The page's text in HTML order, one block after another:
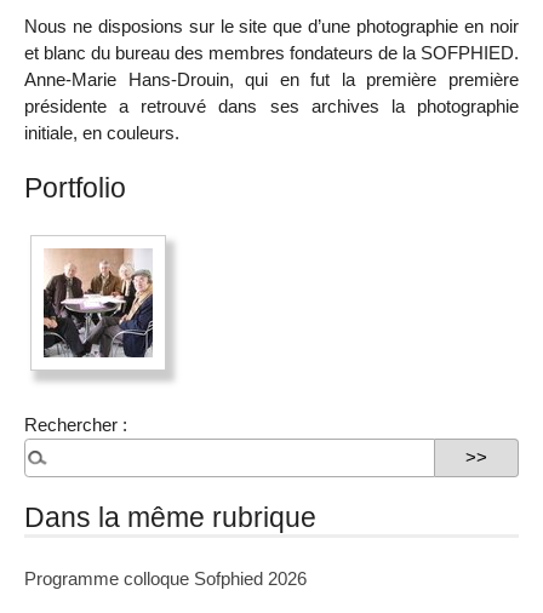
Nous ne disposions sur le site que d’une photographie en noir
et blanc du bureau des membres fondateurs de la SOFPHIED.
Anne-Marie Hans-Drouin, qui en fut la première première
présidente a retrouvé dans ses archives la photographie
initiale, en couleurs.
Portfolio
Rechercher :
Dans la même rubrique
Programme colloque Sofphied 2026